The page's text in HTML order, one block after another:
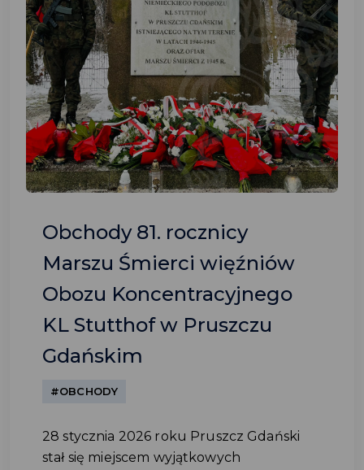
Obchody 81. rocznicy
Marszu Śmierci więźniów
Obozu Koncentracyjnego
KL Stutthof w Pruszczu
Gdańskim
#OBCHODY
28 stycznia 2026 roku Pruszcz Gdański
stał się miejscem wyjątkowych